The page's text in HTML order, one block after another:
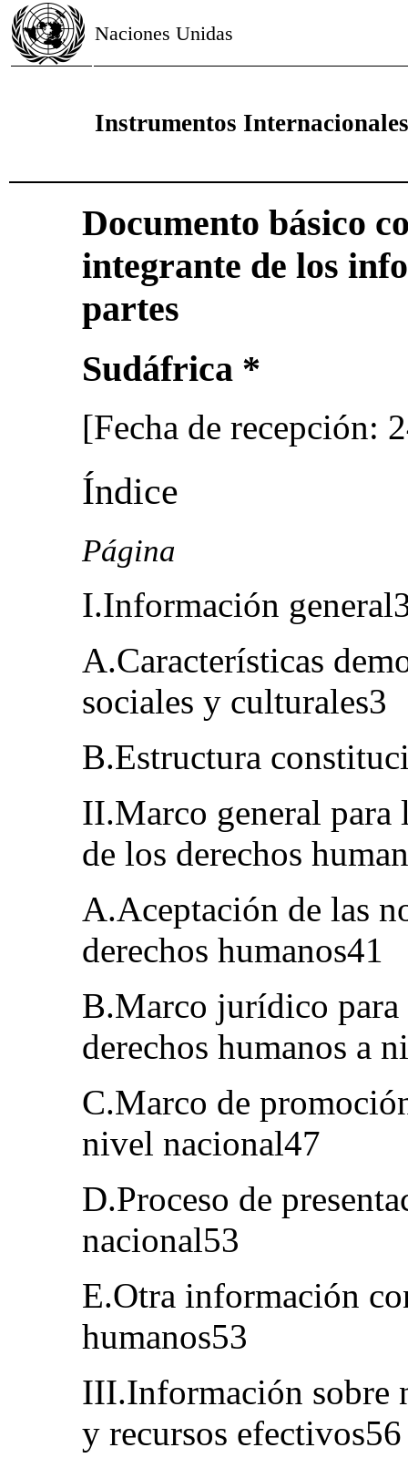
Naciones Unidas
Instrumentos
Documento básico
integrante de los
partes
Sudáfrica *
[Fecha de recepción:
Índice
Página
I.Información
A.Características
sociales y culturales3
B.Estructura
II.Marco general
de los derechos
A.Aceptación de las
derechos humanos41
B.Marco jurídico
derechos humanos a
C.Marco de
nivel nacional47
D.Proceso de
nacional53
E.Otra información
humanos53
III.Información sobre
y recursos efectivos56